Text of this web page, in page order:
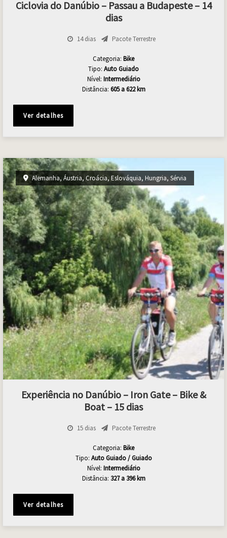
Ciclovia do Danúbio – Passau a Budapeste – 14
dias
14 dias Pacote Terrestre
Categoria: Bike
Tipo: Auto Guiado
Nível: Intermediário
Distância: 605 a 622 km
Ver detalhes
Alemanha, Áustria, Croácia, Eslováquia, Hungria, Sérvia
Experiência no Danúbio – Iron Gate – Bike &
Boat – 15 dias
15 dias Pacote Terrestre
Categoria: Bike
Tipo: Auto Guiado / Guiado
Nível: Intermediário
Distância: 327 a 396 km
Ver detalhes